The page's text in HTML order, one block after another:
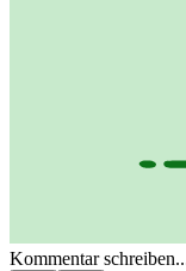
Kommentar